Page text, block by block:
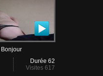
Bonjour
Durée 62
Visites 617